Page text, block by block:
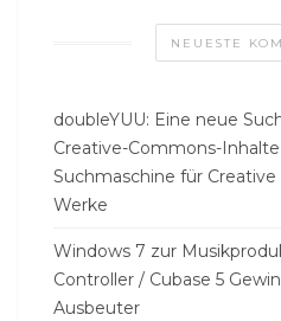
NEUESTE
doubleYUU: Eine neue
Creative-Commons-Inhalte
Suchmaschine für
Werke
Windows 7 zur
Controller / Cubase 5
Ausbeuter